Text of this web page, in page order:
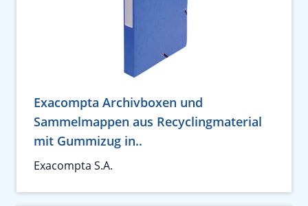
Exacompta Archivboxen und
Sammelmappen aus Recyclingmaterial
mit Gummizug in..
Exacompta S.A.